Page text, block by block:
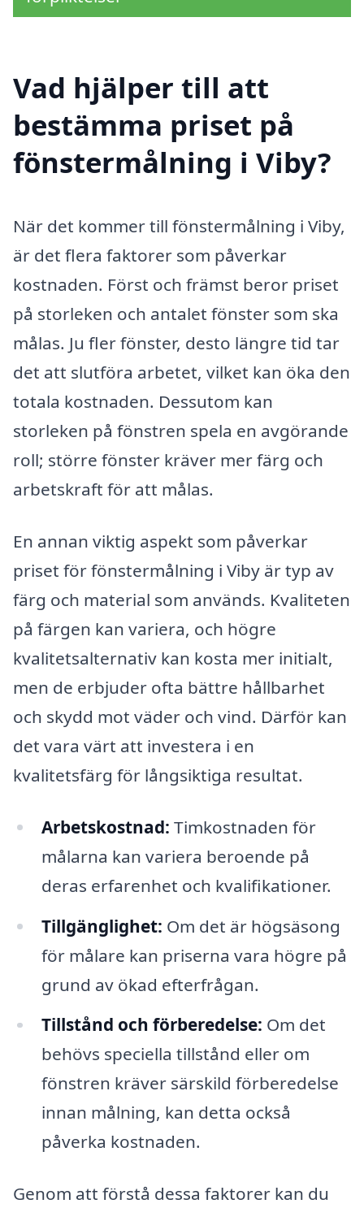
Vad hjälper till att
bestämma priset på
fönstermålning i Viby?
När det kommer till fönstermålning i Viby,
är det flera faktorer som påverkar
kostnaden. Först och främst beror priset
på storleken och antalet fönster som ska
målas. Ju fler fönster, desto längre tid tar
det att slutföra arbetet, vilket kan öka den
totala kostnaden. Dessutom kan
storleken på fönstren spela en avgörande
roll; större fönster kräver mer färg och
arbetskraft för att målas.
En annan viktig aspekt som påverkar
priset för fönstermålning i Viby är typ av
färg och material som används. Kvaliteten
på färgen kan variera, och högre
kvalitetsalternativ kan kosta mer initialt,
men de erbjuder ofta bättre hållbarhet
och skydd mot väder och vind. Därför kan
det vara värt att investera i en
kvalitetsfärg för långsiktiga resultat.
Arbetskostnad: Timkostnaden för
målarna kan variera beroende på
deras erfarenhet och kvalifikationer.
Tillgänglighet: Om det är högsäsong
för målare kan priserna vara högre på
grund av ökad efterfrågan.
Tillstånd och förberedelse: Om det
behövs speciella tillstånd eller om
fönstren kräver särskild förberedelse
innan målning, kan detta också
påverka kostnaden.
Genom att förstå dessa faktorer kan du